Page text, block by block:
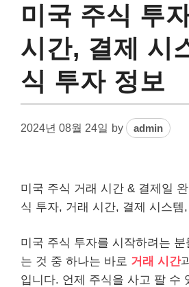
미국 주식 투
시간, 결제 시
식 투자 정보
2024년 08월 24일 by admin
미국 주식 거래 시간 & 결제일
식 투자, 거래 시간, 결제 시스템
미국 주식 투자를 시작하려는
는 것 중 하나는 바로 거래 시간
입니다. 언제 주식을 사고 팔 수